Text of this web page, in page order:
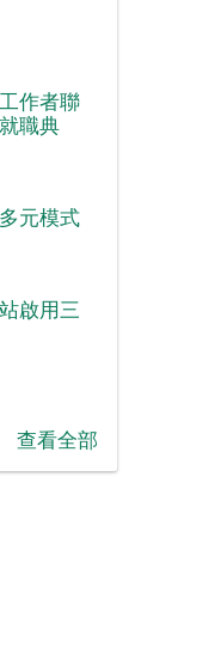
作者聯
職典
元模式
啟用三
查看全部